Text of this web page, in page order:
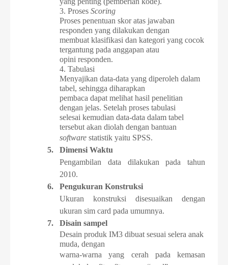
3. Proses Scoring
Proses penentuan skor atas jawaban
responden yang dilakukan dengan
membuat klasifikasi dan kategori yang cocok
tergantung pada anggapan atau
opini responden.
4. Tabulasi
Menyajikan data-data yang diperoleh dalam
tabel, sehingga diharapkan
pembaca dapat melihat hasil penelitian
dengan jelas. Setelah proses tabulasi
selesai kemudian data-data dalam tabel
tersebut akan diolah dengan bantuan
software statistik yaitu SPSS.
5.
Dimensi Waktu
Pengambilan data dilakukan pada tahun
2010.
6.
Pengukuran Konstruksi
Ukuran konstruksi disesuaikan dengan
ukuran sim card pada umumnya.
7.
Disain sampel
Desain produk IM3 dibuat sesuai selera anak
muda, dengan
warna-warna yang cerah pada kemasan